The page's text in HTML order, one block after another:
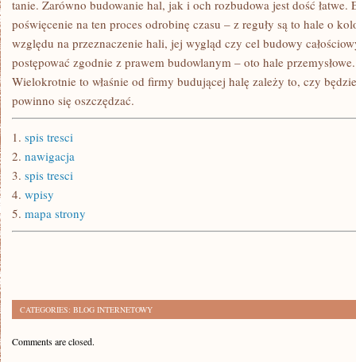
tanie. Zarówno budowanie hal, jak i och rozbudowa jest dość łatwe.
poświęcenie na ten proces odrobinę czasu – z reguły są to hale o
względu na przeznaczenie hali, jej wygląd czy cel budowy
postępować zgodnie z prawem budowlanym – oto hale
Wielokrotnie to właśnie od firmy budującej halę zależy to, czy
powinno się oszczędzać.
1. spis tresci
2. nawigacja
3. spis tresci
4. wpisy
5. mapa strony
CATEGORIES: BLOG INTERNETOWY
Comments are closed.